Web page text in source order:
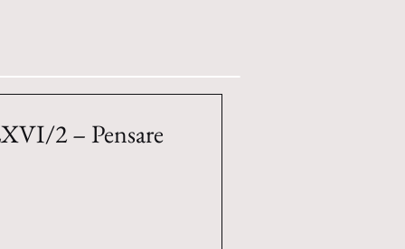
2 – Pensare